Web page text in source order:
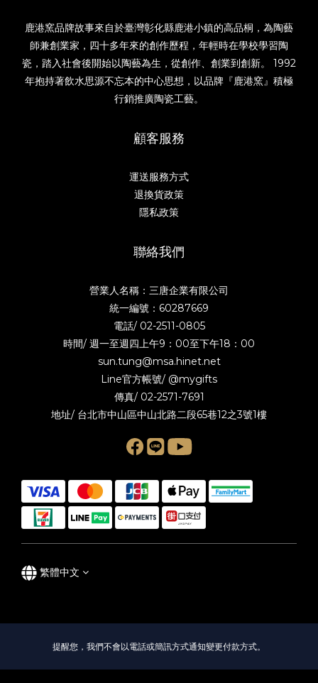
鹿港窯品牌故事來自於臺灣彰化縣鹿港小鎮的高品桐，為陶藝
師兼創業家，四十多年來的創作歷程，年輕時在學校學習陶
瓷，踏入社會後開始以陶藝為生，從創作、創業到創新。 1992
年抱持著飲水思源不忘本的中心思想，以品牌『鹿港窯』積極
行銷推廣陶瓷工藝。
顧客服務
運送服務方式
退換貨政策
隱私政策
聯絡我們
營業人名稱：三唐企業有限公司
統一編號：60287669
電話/ 02-2511-0805
時間/ 週一至週四上午9：00至下午18：00
sun.tung@msa.hinet.net
Line官方帳號/ @mygifts
傳真/ 02-2571-7691
地址/ 台北市中山區中山北路二段65巷12之3號1樓
繁體中文
提醒您，我們不會以電話或簡訊方式通知變更付款方式。